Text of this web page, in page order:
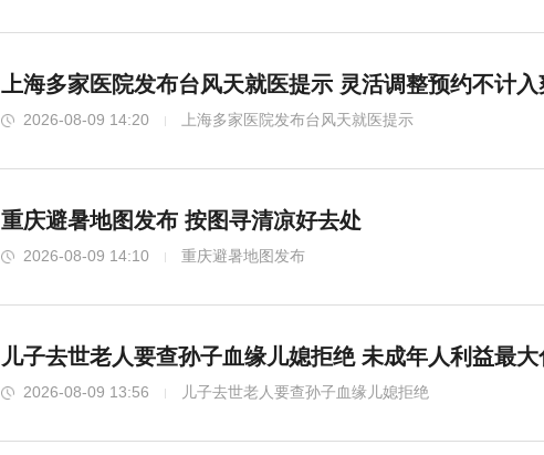
上海多家医院发布台风天就医提示 灵活调整预约不计入
2026-08-09 14:20 上海多家医院发布台风天就医提示
重庆避暑地图发布 按图寻清凉好去处
2026-08-09 14:10 重庆避暑地图发布
儿子去世老人要查孙子血缘儿媳拒绝 未成年人利益最
2026-08-09 13:56 儿子去世老人要查孙子血缘儿媳拒绝